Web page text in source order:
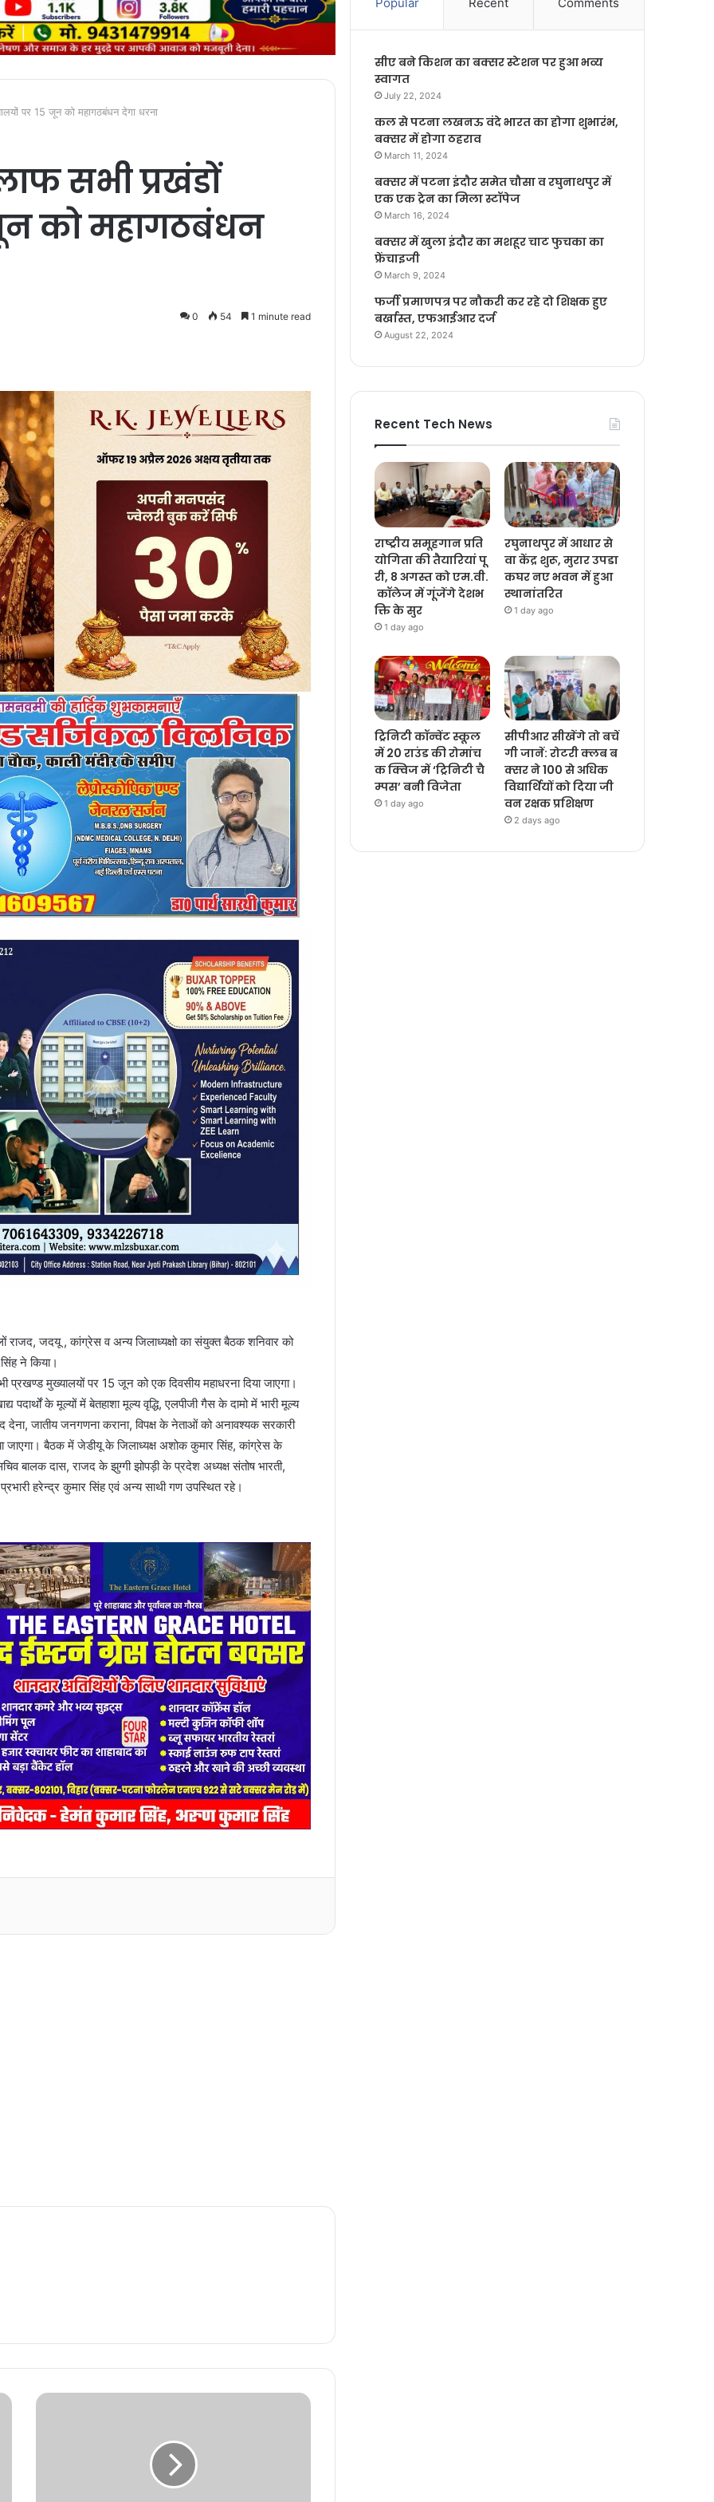
पर 15 जून को महागठबंधन देगा धरना
सभी प्रखंडों
को महागठबंधन
0 54 1 minute read
राजद, जदयू , कांग्रेस व अन्य जिलाध्यक्षो का संयुक्त बैठक शनिवार को
ने किया।
प्रखण्ड मुख्यालयों पर 15 जून को एक दिवसीय महाधरना दिया जाएगा।
पदार्थों के मूल्यों में बेतहाशा मूल्य वृद्धि, एलपीजी गैस के दामो में भारी मूल्य
देना, जातीय जनगणना कराना, विपक्ष के नेताओं को अनावश्यक सरकारी
जाएगा। बैठक में जेडीयू के जिलाध्यक्ष अशोक कुमार सिंह, कांग्रेस के
बालक दास, राजद के झुग्गी झोपड़ी के प्रदेश अध्यक्ष संतोष भारती,
हरेन्द्र कुमार सिंह एवं अन्य साथी गण उपस्थित रहे।
सीए बने किशन का बक्सर स्टेशन पर हुआ भव्य
स्वागत
July 22, 2024
कल से पटना लखनऊ वंदे भारत का होगा शुभारंभ,
बक्सर में होगा ठहराव
March 11, 2024
बक्सर में पटना इंदौर समेत चौसा व रघुनाथपुर में
एक एक ट्रेन का मिला स्टॉपेज
March 16, 2024
बक्सर में खुला इंदौर का मशहूर चाट फुचका का
फ्रेंचाइजी
March 9, 2024
फर्जी प्रमाणपत्र पर नौकरी कर रहे दो शिक्षक हुए
बर्खास्त, एफआईआर दर्ज
August 22, 2024
Recent Tech News
राष्ट्रीय समूहगान प्रति
योगिता की तैयारियां पू
री, 8 अगस्त को एम.वी.
कॉलेज में गूंजेंगे देशभ
क्ति के सुर
1 day ago
रघुनाथपुर में आधार से
वा केंद्र शुरू, मुरार उपडा
कघर नए भवन में हुआ
स्थानांतरित
1 day ago
ट्रिनिटी कॉन्वेंट स्कूल
में 20 राउंड की रोमांच
क क्विज में ‘ट्रिनिटी चै
म्पस’ बनी विजेता
1 day ago
सीपीआर सीखेंगे तो बचें
गी जानें: रोटरी क्लब ब
क्सर ने 100 से अधिक
विद्यार्थियों को दिया जी
वन रक्षक प्रशिक्षण
2 days ago